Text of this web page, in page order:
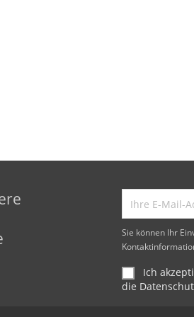
Sie können Ihr
Ich
die